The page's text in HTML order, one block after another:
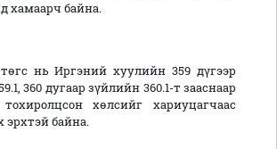
хамаарч байна.
нь Иргэний хуулийн 359 дүгээр
360 дугаар зүйлийн 360.1-т зааснаар
тохиролцсон хөлсийг хариуцагчаас
эрхтэй байна.